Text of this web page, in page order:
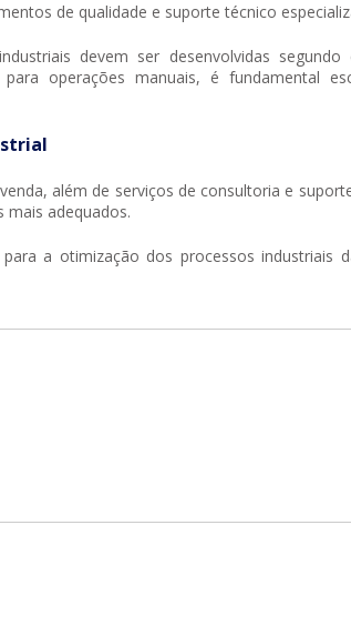
de qualidade e suporte técnico
devem ser desenvolvidas segundo
operações manuais, é fundamental
além de serviços de consultoria e
mais adequados.
a otimização dos processos industriais